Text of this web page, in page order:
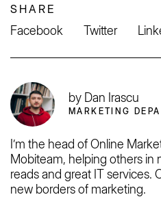
SHARE
Facebook Twitter
by Dan Irascu
MARKETING
I’m the head of Online
Mobiteam, helping others in
reads and great IT services.
new borders of marketing.